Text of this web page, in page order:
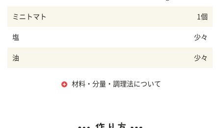
ミニトマト 1個
塩 少々
油 少々
材料・分量・調理法について